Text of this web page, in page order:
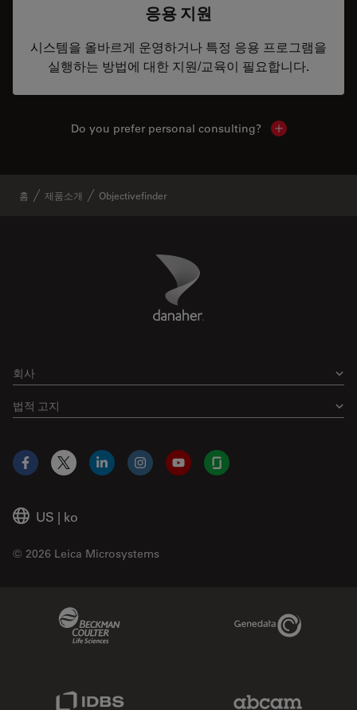
응용 지원
시스템을 올바르게 운영하거나 특정 응용 프로그램을
실행하는 방법에 대한 지원/교육이 필요합니다.
Do you prefer personal consulting? Show local
홈 제품소개 Objectivefinder
Danaher Logo
회사
법적 고지
US | ko
© 2026 Leica Microsystems
Facebook
X LinkedInInstagramYouTubeGlassdoor
Genedata Link